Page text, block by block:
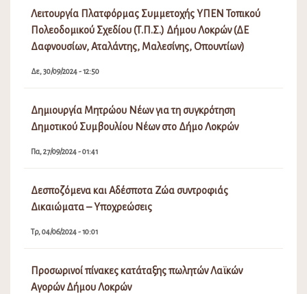
Λειτουργία Πλατφόρμας Συμμετοχής ΥΠΕΝ Τοπικού
Πολεοδομικού Σχεδίου (Τ.Π.Σ.) Δήμου Λοκρών (ΔΕ
Δαφνουσίων, Αταλάντης, Μαλεσίνης, Οπουντίων)
Δε, 30/09/2024 - 12:50
Δημιουργία Μητρώου Νέων για τη συγκρότηση
Δημοτικού Συμβουλίου Νέων στο Δήμο Λοκρών
Πα, 27/09/2024 - 01:41
Δεσποζόμενα και Αδέσποτα Ζώα συντροφιάς
Δικαιώματα – Υποχρεώσεις
Τρ, 04/06/2024 - 10:01
Προσωρινοί πίνακες κατάταξης πωλητών Λαϊκών
Αγορών Δήμου Λοκρών